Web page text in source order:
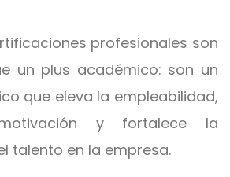
profesionales son
un plus académico: son un
que eleva la empleabilidad,
y fortalece la
talento en la empresa.